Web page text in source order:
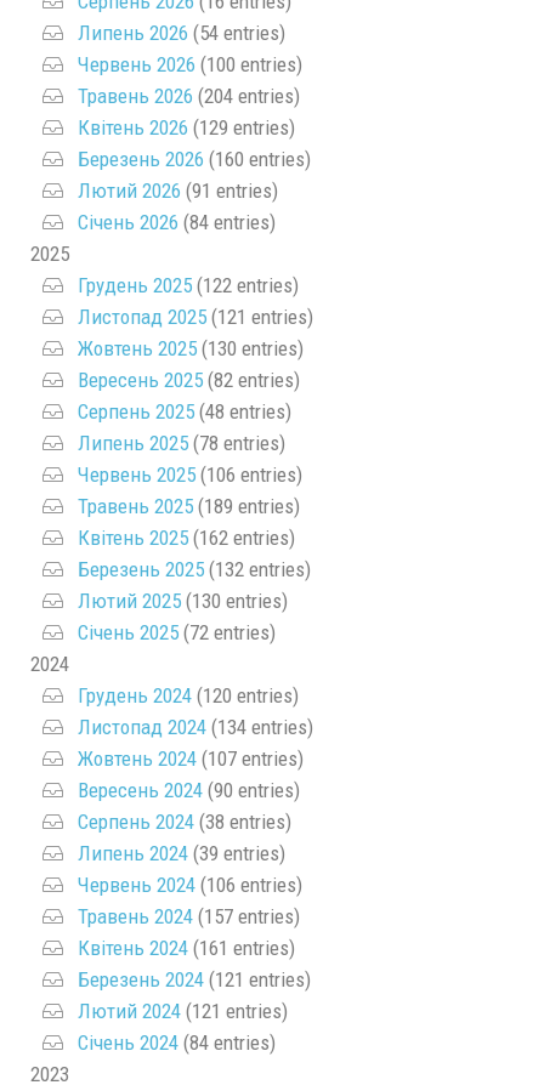
Липень 2026 (54 entries)
Червень 2026 (100 entries)
Травень 2026 (204 entries)
Квітень 2026 (129 entries)
Березень 2026 (160 entries)
Лютий 2026 (91 entries)
Січень 2026 (84 entries)
2025
Грудень 2025 (122 entries)
Листопад 2025 (121 entries)
Жовтень 2025 (130 entries)
Вересень 2025 (82 entries)
Серпень 2025 (48 entries)
Липень 2025 (78 entries)
Червень 2025 (106 entries)
Травень 2025 (189 entries)
Квітень 2025 (162 entries)
Березень 2025 (132 entries)
Лютий 2025 (130 entries)
Січень 2025 (72 entries)
2024
Грудень 2024 (120 entries)
Листопад 2024 (134 entries)
Жовтень 2024 (107 entries)
Вересень 2024 (90 entries)
Серпень 2024 (38 entries)
Липень 2024 (39 entries)
Червень 2024 (106 entries)
Травень 2024 (157 entries)
Квітень 2024 (161 entries)
Березень 2024 (121 entries)
Лютий 2024 (121 entries)
Січень 2024 (84 entries)
2023